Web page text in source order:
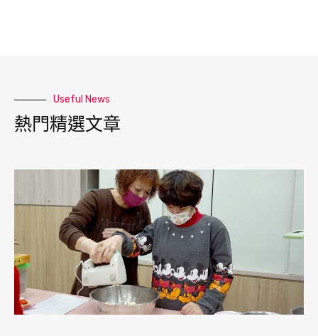
Useful News
熱門精選文章